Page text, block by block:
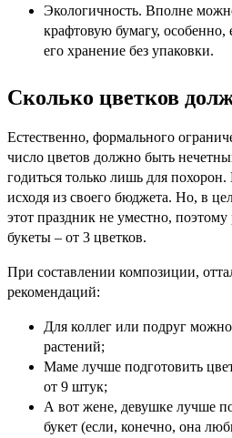
Экологичность. Вполне
крафтовую бумагу, особенно,
его хранение без упаковки.
Сколько цветков
Естественно, формального
число цветов должно быть
годиться только лишь для
исходя из своего бюджета. Но, в
этот праздник не уместно,
букеты – от 3 цветков.
При составлении композиции,
рекомендаций:
Для коллег или подруг
растений;
Маме лучше подготовить
от 9 штук;
А вот жене, девушке лучше
букет (если, конечно, она